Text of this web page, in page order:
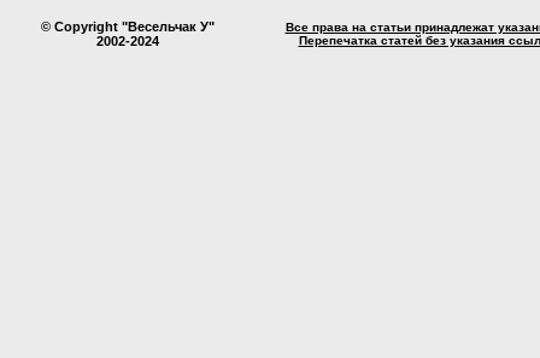
© Copyright "Весельчак У"
2002-2024
Все права на статьи принадлежат
Перепечатка статей без указания